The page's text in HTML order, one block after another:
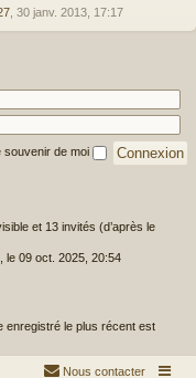
, 30 janv. 2013, 17:17
souvenir de moi
et 13 invités (d’après le
, le 09 oct. 2025, 20:54
enregistré le plus récent est
Nous contacter